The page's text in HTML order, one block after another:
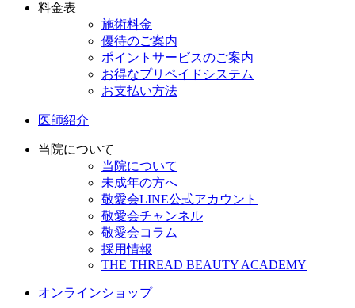
料金表
施術料金
優待のご案内
ポイントサービスのご案内
お得なプリペイドシステム
お支払い方法
医師紹介
当院について
当院について
未成年の方へ
敬愛会LINE公式アカウント
敬愛会チャンネル
敬愛会コラム
採用情報
THE THREAD BEAUTY ACADEMY
オンラインショップ